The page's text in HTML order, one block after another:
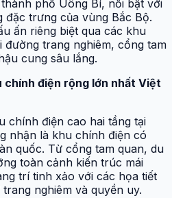
phố Uông Bí, nổi bật với
trưng của vùng Bắc Bộ.
ấn riêng biệt qua các khu
trang nghiêm, cổng tam
cung sâu lắng.
chính điện rộng lớn nhất Việt
chính điện cao hai tầng tại
nhận là khu chính điện có
quốc. Từ cổng tam quan, du
toàn cảnh kiến trúc mái
trí tinh xảo với các họa tiết
nghiêm và quyền uy.